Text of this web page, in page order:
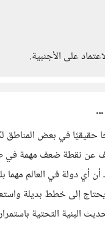
على الأجنبية.
نقطة ضعف مهمة في
أن أي دولة في العالم
إلى خطط بديلة
البنية التحتية